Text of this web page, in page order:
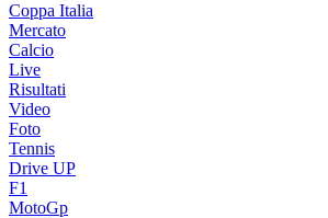
Coppa Italia
Mercato
Calcio
Live
Risultati
Video
Foto
Tennis
Drive UP
F1
MotoGp